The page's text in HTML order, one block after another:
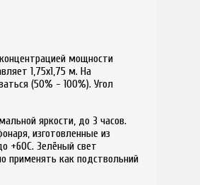
мощности
1,75х1,75 м. На
(50% - 100%). Угол
яркости, до 3 часов.
изготовленные из
+60С. Зелёный свет
применять как подствольний